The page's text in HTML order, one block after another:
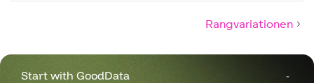
Rangvariationen
Start with GoodData